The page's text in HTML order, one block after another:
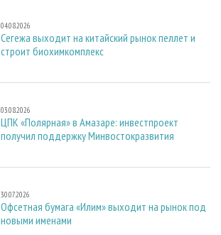
04.08.2026
Сегежа выходит на китайский рынок пеллет и
строит биохимкомплекс
03.08.2026
ЦПК «Полярная» в Амазаре: инвестпроект
получил поддержку Минвостокразвития
30.07.2026
Офсетная бумага «Илим» выходит на рынок под
новыми именами